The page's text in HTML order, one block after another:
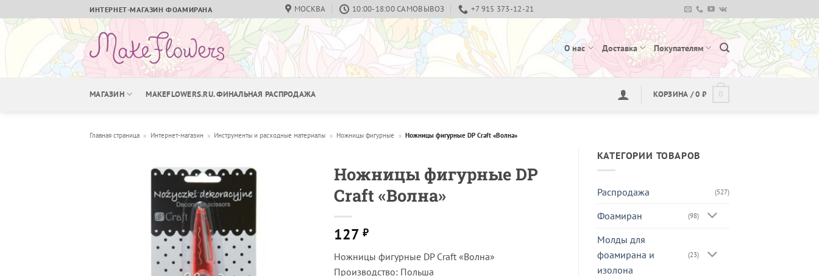
to
content
ИНТЕРНЕТ-МАГАЗИН ФОАМИРАНА МОСКВА 10:00-18:00 САМОВЫВОЗ +7 915 373-12-21
О нас Доставка Покупателям
МАГАЗИН MAKEFLOWERS.RU. ФИНАЛЬНАЯ РАСПРОДАЖА КОРЗИНА /0 ₽
Главная страница » Интернет-магазин » Инструменты и расходные материалы » Ножницы фигурные » Ножницы фигурные DP Craft «Волна»
КАТЕГОРИИ ТОВАРОВ
Распродажа (527)
Фоамиран (98)
Молды для
фоамирана и
изолона
(23)
Ножницы фигурные DP
Craft «Волна»
127 ₽
Ножницы фигурные DP Craft «Волна»
Производство: Польша